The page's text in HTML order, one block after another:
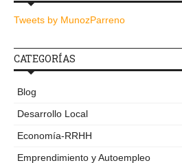
Tweets by MunozParreno
CATEGORÍAS
Blog
Desarrollo Local
Economía-RRHH
Emprendimiento y Autoempleo